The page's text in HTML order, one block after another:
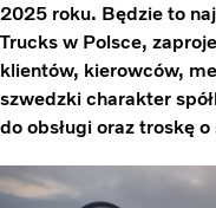
2025 roku. Będzie to
Trucks w Polsce,
klientów, kierowców,
szwedzki charakter
do obsługi oraz troskę